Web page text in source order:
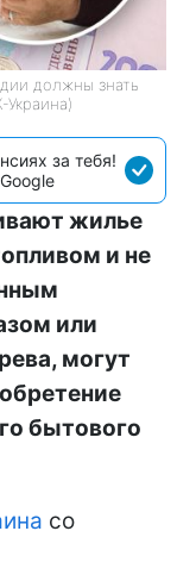
должны знать
за тебя!
жилье
и не
или
могут
бытового
со